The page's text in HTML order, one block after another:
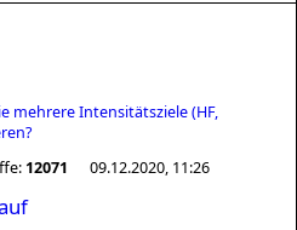
mehrere Intensitätsziele (HF,
12071 09.12.2020, 11:26